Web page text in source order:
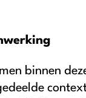
binnen